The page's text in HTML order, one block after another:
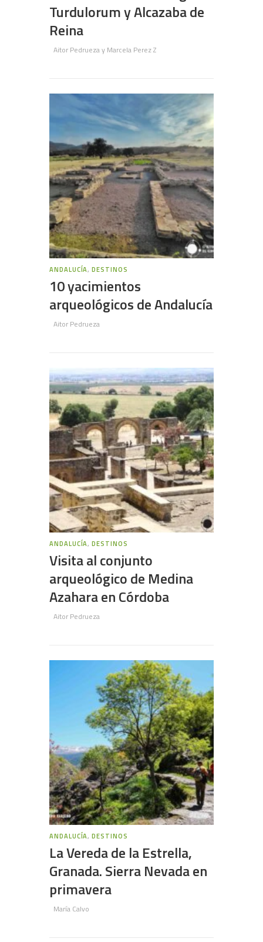
Turdulorum y Alcazaba de
Reina
Aitor Pedrueza y Marcela Perez Z
ANDALUCÍA,DESTINOS
10 yacimientos
arqueológicos de Andalucía
Aitor Pedrueza
ANDALUCÍA,DESTINOS
Visita al conjunto
arqueológico de Medina
Azahara en Córdoba
Aitor Pedrueza
ANDALUCÍA,DESTINOS
La Vereda de la Estrella,
Granada. Sierra Nevada en
primavera
María Calvo